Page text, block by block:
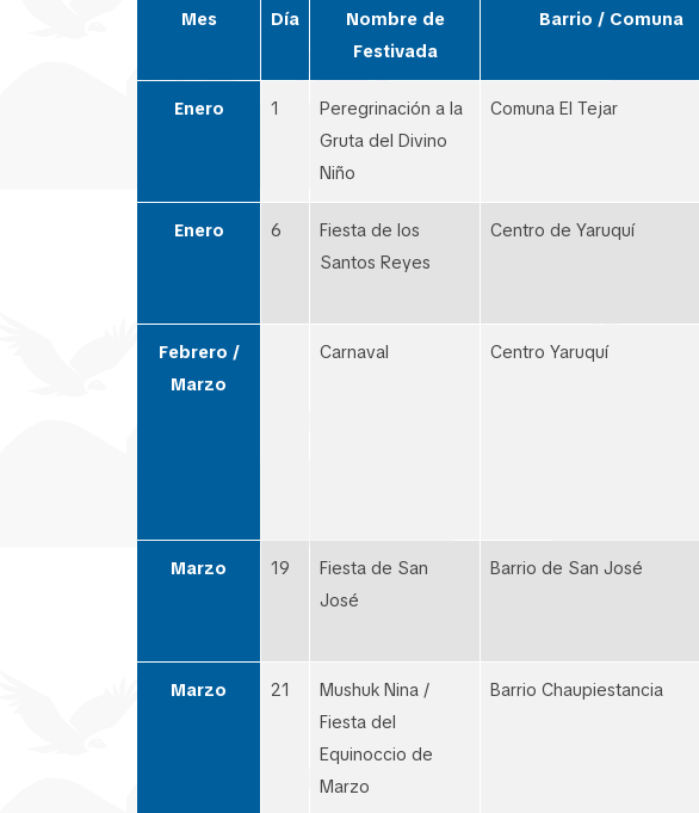
Mes Día
Nombre de
Festivada
Barrio / Comuna
Enero 1
Peregrinación a la
Gruta del Divino
Niño
Comuna El Tejar
Enero 6
Fiesta de los
Santos Reyes
Centro de Yaruquí
Febrero /
Marzo
Carnaval Centro Yaruquí
Marzo 19
Fiesta de San
José
Barrio de San José
Marzo 21
Mushuk Nina /
Fiesta del
Equinoccio de
Marzo
Barrio Chaupiestancia